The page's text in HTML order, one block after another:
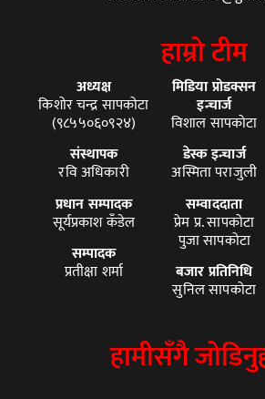
हाम्रो टीम
अध्यक्ष
किशोर चन्द्र सापकोटा
(९८५५०६०९२४)
संस्थापक
रवि अधिकारी
प्रधान सम्पादक
सूर्यप्रकाश कँडेल
सम्पादक
प्रतीक्षा शर्मा
मिडिया प्रोडक्सन
इन्चार्ज
विशाल सापकोटा
डेस्क इन्चार्ज
अस्मिता पराजुली
सम्वाददाता
प्रेम प्र. सापकोटा
पुजा सापकोटा
बजार प्रतिनिधि
सुनिल सापकोटा
हामीसँगै